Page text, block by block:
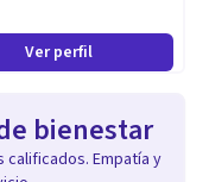
Ver perfil
bienestar
Empatía y